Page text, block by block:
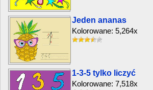
Jeden ananas
Kolorowane: 5,264x
1-3-5 tylko liczyć
Kolorowane: 7,518x